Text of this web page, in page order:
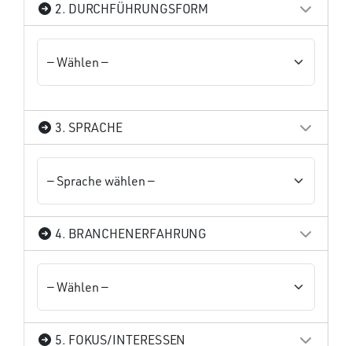
2. DURCHFÜHRUNGSFORM
3. SPRACHE
4. BRANCHENERFAHRUNG
5. FOKUS/INTERESSEN